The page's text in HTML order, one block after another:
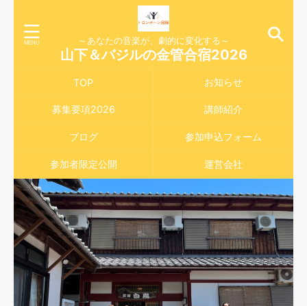
～あなたの音楽が、劇的に変化する～
山下＆バジルの金管合宿2026
TOP お知らせ
募集要項2026 講師紹介
ブログ 参加申込フォーム
参加者限定公開 運営会社